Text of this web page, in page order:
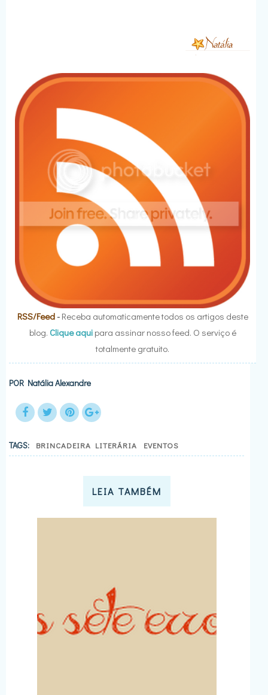
RSS/Feed- Receba automaticamente todos os artigos deste
blog. Clique aquipara assinar nosso feed. O serviço é
totalmente gratuito.
POR Natália Alexandre
TAGS: BRINCADEIRA LITERÁRIA EVENTOS
LEIA TAMBÉM